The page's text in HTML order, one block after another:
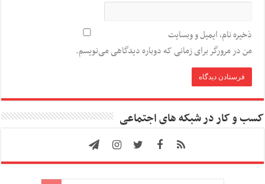
ذخیره نام، ایمیل و وبسایت
من در مرورگر برای زمانی که دوباره دیدگاهی می‌نویسم.
کسب و کار در شبکه های اجتماعی